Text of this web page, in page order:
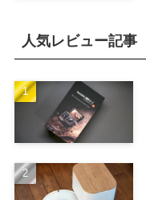
人気レビュー記事